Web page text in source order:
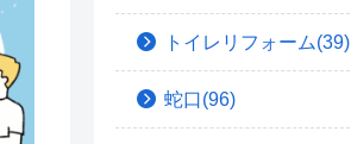
トイレリフォーム(39)
蛇口(96)